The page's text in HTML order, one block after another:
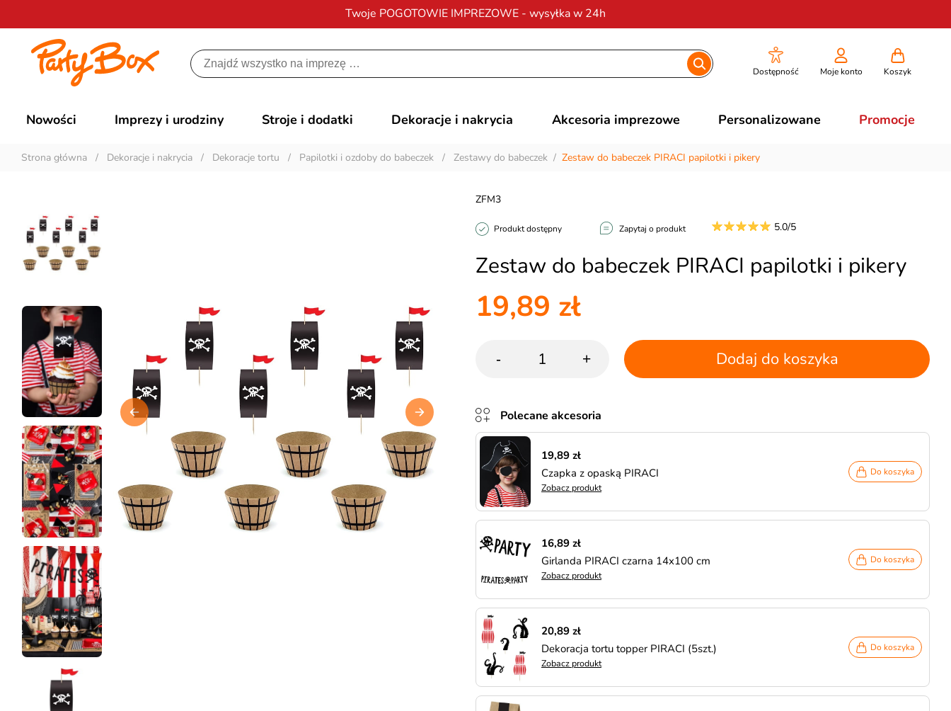
Twoje POGOTOWIE IMPREZOWE - wysyłka w 24h
Darmowa dostawana zamówienia od 200 zł
Dostępność Moje konto Koszyk
Nowości Imprezy i urodziny Stroje i dodatki Dekoracje i nakrycia Akcesoria imprezowe Personalizowane Promocje
Strona główna / Dekoracje i nakrycia / Dekoracje tortu / Papilotki i ozdoby do babeczek / Zestawy do babeczek / Zestaw do babeczek PIRACI papilotki i pikery
Zestaw do babeczek PIRACI papilotki i pikery
ZFM3
Produkt dostępny Zapytaj o produkt 5.0/5
19,89 zł
- + Dodaj do koszyka
Polecane akcesoria
19,89 zł
Czapka z opaską PIRACI
Zobacz produkt
Do koszyka
16,89 zł
Girlanda PIRACI czarna 14x100 cm
Zobacz produkt
Do koszyka
20,89 zł
Dekoracja tortu topper PIRACI (5szt.)
Zobacz produkt
Do koszyka